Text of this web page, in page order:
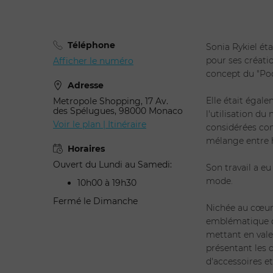
Téléphone
Afficher le numéro
Adresse
Metropole Shopping, 17 Av.
des Spélugues, 98000 Monaco
Voir le plan | Itinéraire
Horaires
Ouvert du Lundi au Samedi:
10h00 à 19h30
Fermé le Dimanche
Sonia Rykiel
pour ses
concept du
Elle était
l'utilisation du
considérées
mélange entre
Son travail a
mode.
Nichée au
emblématique
mettant en
présentant les
d'accessoires